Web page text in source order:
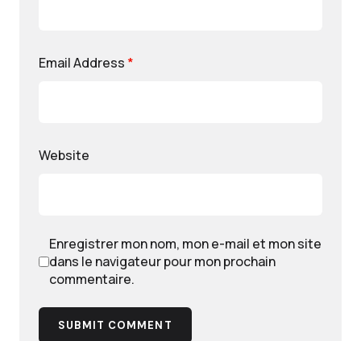
Email Address *
Website
Enregistrer mon nom, mon e-mail et mon site
dans le navigateur pour mon prochain
commentaire.
SUBMIT COMMENT